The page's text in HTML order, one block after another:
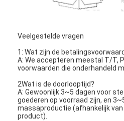
Veelgestelde vragen
1: Wat zijn de
A: We accepteren meestal T/T,
voorwaarden die onderhandeld
2Wat is de doorlooptijd?
A: Gewoonlijk 3~5 dagen voor
goederen op voorraad zijn, en
massaproductie (afhankelijk
product).